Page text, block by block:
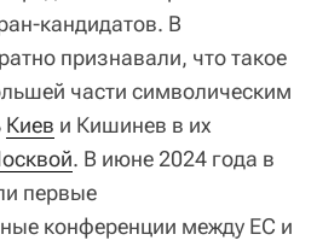
кандидатов. В
признавали, что такое
части символическим
Киев и Кишинев в их
. В июне 2024 года в
первые
конференции между ЕС и